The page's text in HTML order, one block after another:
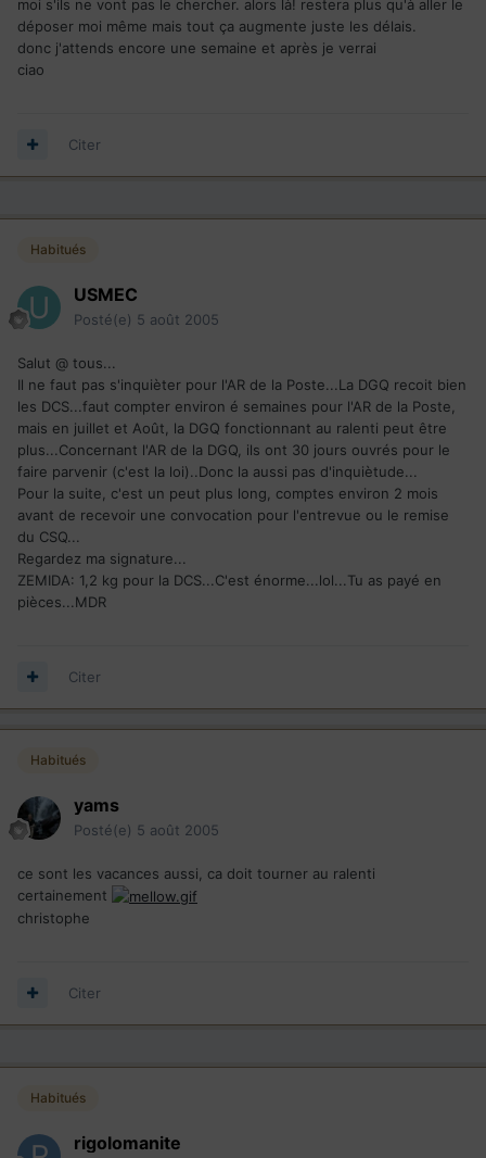
moi s'ils ne vont pas le chercher. alors là! restera plus qu'à aller le
déposer moi même mais tout ça augmente juste les délais.
donc j'attends encore une semaine et après je verrai
ciao
Citer
Habitués
USMEC
Posté(e) 5 août 2005
Salut @ tous...
Il ne faut pas s'inquièter pour l'AR de la Poste...La DGQ recoit bien
les DCS...faut compter environ é semaines pour l'AR de la Poste,
mais en juillet et Août, la DGQ fonctionnant au ralenti peut être
plus...Concernant l'AR de la DGQ, ils ont 30 jours ouvrés pour le
faire parvenir (c'est la loi)..Donc la aussi pas d'inquiètude...
Pour la suite, c'est un peut plus long, comptes environ 2 mois
avant de recevoir une convocation pour l'entrevue ou le remise
du CSQ...
Regardez ma signature...
ZEMIDA: 1,2 kg pour la DCS...C'est énorme...lol...Tu as payé en
pièces...MDR
Citer
Habitués
yams
Posté(e) 5 août 2005
ce sont les vacances aussi, ca doit tourner au ralenti
certainement
christophe
Citer
Habitués
rigolomanite